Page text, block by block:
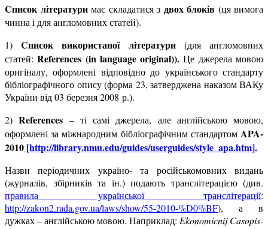
Cписок літературимає складатися з двох блоків (ця вимога
чинна і для англомовних статей).
1)Cписок використаної літератури(для англомовних
статей:References (in language original)).Це джерела мовою
оригіналу, оформлені відповідно до українського стандарту
бібліографічного опису (форма 23, затверджена наказом ВАКу
України від 03 березня 2008 р.).
2)References – ті самі джерела, але англійською мовою,
оформлені за міжнародним бібліографічним стандартом APA-
2010 [http://library.nmu.edu/guides/userguides/style_apa.htm].
Назви періодичних україно- та російськомовних видань
(журналів, збірників та ін.) подають транслітерацією (див.
правила української транслітерації:
http://zakon2.rada.gov.ua/laws/show/55-2010-%D0%BF), а в
дужках – англійською мовою. Наприклад: Ekonomicnij Casopis-